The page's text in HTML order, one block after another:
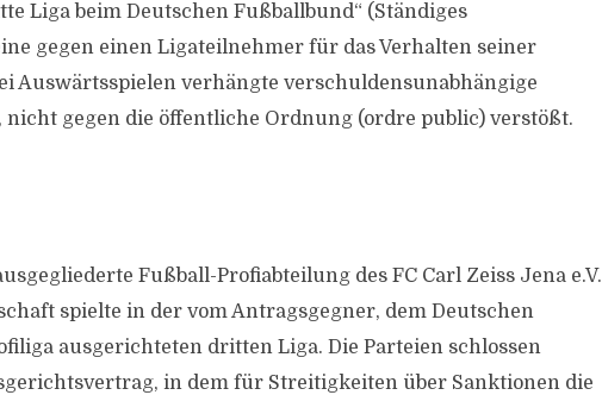
Liga beim Deutschen Fußballbund“ (Ständiges
gegen einen Ligateilnehmer für das Verhalten seiner
Auswärtsspielen verhängte verschuldensunabhängige
nicht gegen die öffentliche Ordnung (ordre public) verstößt.
Fußball-Profiabteilung des FC Carl Zeiss Jena e.V.
spielte in der vom Antragsgegner, dem Deutschen
ausgerichteten dritten Liga. Die Parteien schlossen
in dem für Streitigkeiten über Sanktionen die